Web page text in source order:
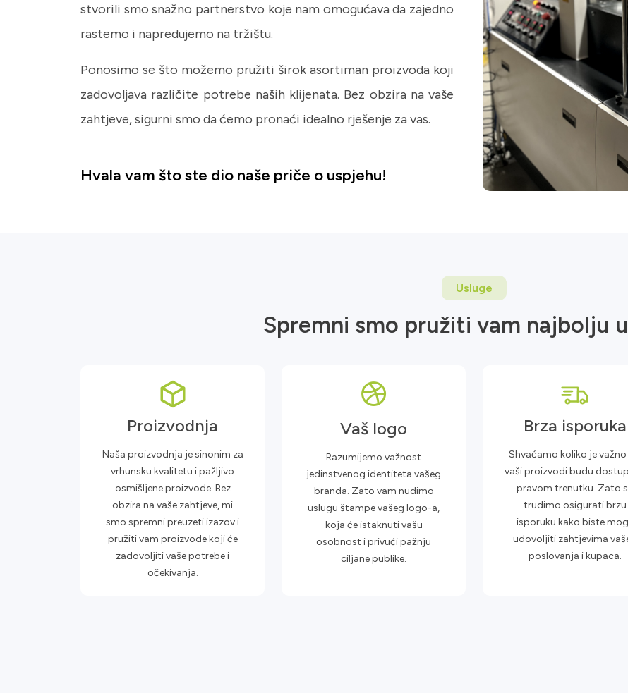
stvorili smo snažno partnerstvo koje nam omogućava da zajedno
rastemo i napredujemo na tržištu.
Ponosimo se što možemo pružiti širok asortiman proizvoda koji
zadovoljava različite potrebe naših klijenata. Bez obzira na vaše
zahtjeve, sigurni smo da ćemo pronaći idealno rješenje za vas.
Hvala vam što ste dio naše priče o uspjehu!
Usluge
Spremni smo pružiti vam najbolju
Proizvodnja
Naša proizvodnja je sinonim za
vrhunsku kvalitetu i pažljivo
osmišljene proizvode. Bez
obzira na vaše zahtjeve, mi
smo spremni preuzeti izazov i
pružiti vam proizvode koji će
zadovoljiti vaše potrebe i
očekivanja.
Vaš logo
Razumijemo važnost
jedinstvenog identiteta vašeg
branda. Zato vam nudimo
uslugu štampe vašeg logo-a,
koja će istaknuti vašu
osobnost i privući pažnju
ciljane publike.
Brza isporuka
Shvaćamo koliko je važno
vaši proizvodi budu
pravom trenutku. Zato
trudimo osigurati brzu
isporuku kako biste
udovoljiti zahtjevima
poslovanja i kupaca.